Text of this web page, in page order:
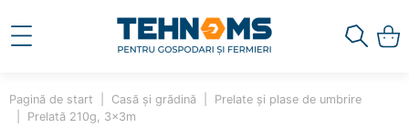
Pagină de start Casă și grădină
Prelate și plase de umbrire
Prelată 210g, 3x3m